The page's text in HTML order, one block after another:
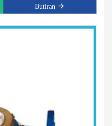
Butiran